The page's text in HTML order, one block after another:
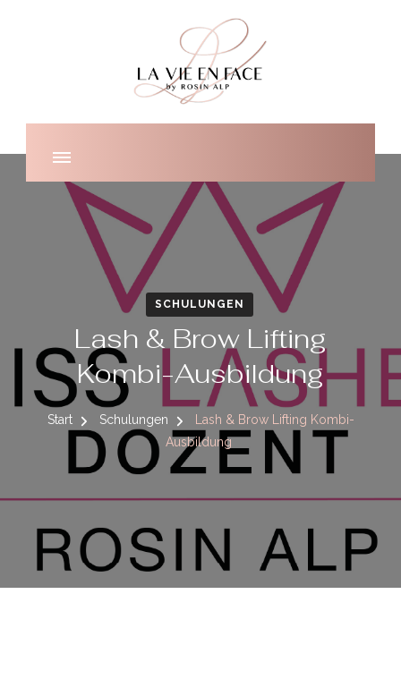
La Vie En Face
SCHULUNGEN
Lash & Brow Lifting
Kombi-Ausbildung
Start Schulungen
Lash & Brow Lifting Kombi-
Ausbildung